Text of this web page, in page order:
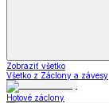
Zobraziť všetko
Všetko z Záclony a závesy
Hotové záclony